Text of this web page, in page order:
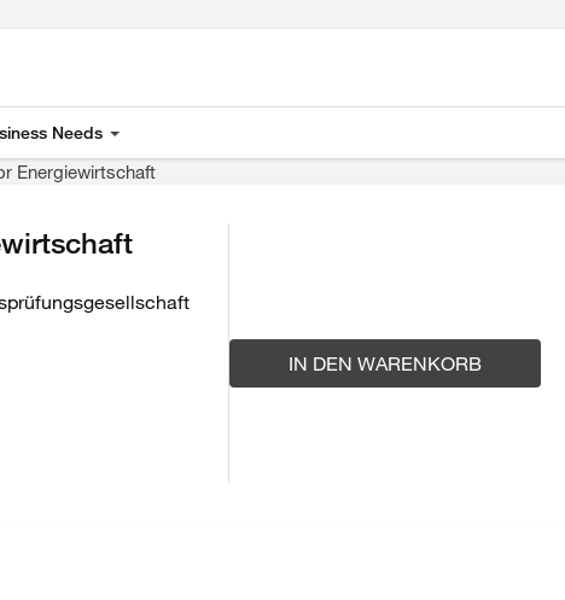
Needs
Energiewirtschaft
IN DEN WARENKORB